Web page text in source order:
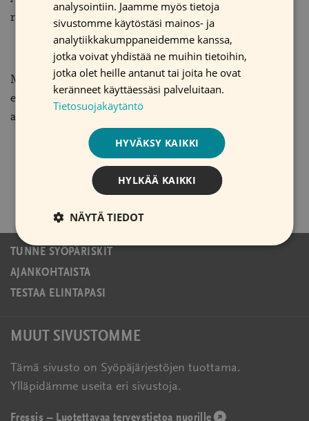
riidan aihe.
Mitä tuli tehtyä?
Muistikatkokset edelliseltä illalta ovat merkkejä siitä,
että alkoholi on vaurioittanut aivoja tai alkoholin kerta-
annoksesi on ollut liian suuri..
TUNNE SYÖPÄRISKIT
AJANKOHTAISTA
TESTAA ELINTAPASI
MUUT SIVUSTOMME
Tämä sivusto on Syöpäjärjestöjen tuottama.
Ylläpidämme useita eri sivustoja.
Fressis – Luotettavaa terveystietoa nuorille (avautuu
analysointiin. Jaamme myös tietoja
sivustomme käytöstäsi mainos- ja
analytiikkakumppaneidemme kanssa,
jotka voivat yhdistää ne muihin tietoihin,
jotka olet heille antanut tai joita he ovat
keränneet käyttäessäsi palveluitaan.
Tietosuojakäytäntö
HYVÄKSY KAIKKI
HYLKÄÄ KAIKKI
NÄYTÄ TIEDOT